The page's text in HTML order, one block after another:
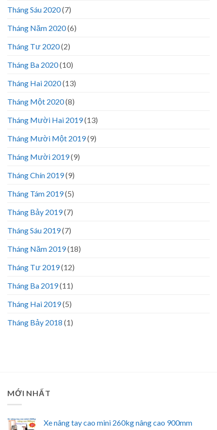
Tháng Sáu 2020(7)
Tháng Năm 2020(6)
Tháng Tư 2020(2)
Tháng Ba 2020(10)
Tháng Hai 2020(13)
Tháng Một 2020(8)
Tháng Mười Hai 2019(13)
Tháng Mười Một 2019(9)
Tháng Mười 2019(9)
Tháng Chín 2019(9)
Tháng Tám 2019(5)
Tháng Bảy 2019(7)
Tháng Sáu 2019(7)
Tháng Năm 2019(18)
Tháng Tư 2019(12)
Tháng Ba 2019(11)
Tháng Hai 2019(5)
Tháng Bảy 2018 (1)
MỚI NHẤT
Xe nâng tay cao mini 260kg nâng cao 900mm